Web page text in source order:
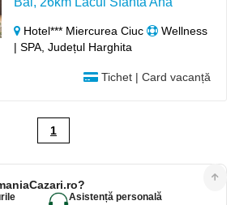
Hotel*** Miercurea Ciuc
Wellness
| SPA, Județul Harghita
Tichet | Card vacanță
1
Asistență personală